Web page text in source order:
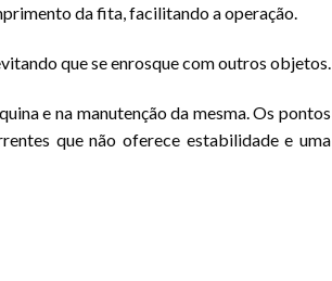
da fita, facilitando a operação.
que se enrosque com outros objetos.
e na manutenção da mesma. Os pontos
que não oferece estabilidade e uma